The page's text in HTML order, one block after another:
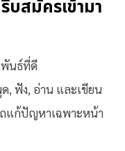
บสมัครเข้ามา
พันธ์ที่ดี
, ฟัง, อ่าน และเขียน
แก้ปัญหาเฉพาะหน้า